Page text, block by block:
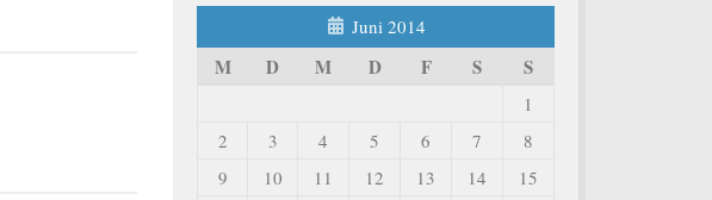
Juni 2014
M D M D F S S
1
2
3 4 5 6 7
8
9
10 11 12 13 14 15